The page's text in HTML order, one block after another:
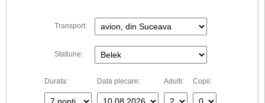
Transport:
Statiune:
Durata: Data plecare: Adulti: Copii: